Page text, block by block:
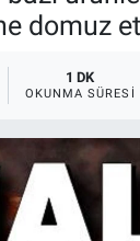
domuz
1 DK
OKUNMA SÜRESI